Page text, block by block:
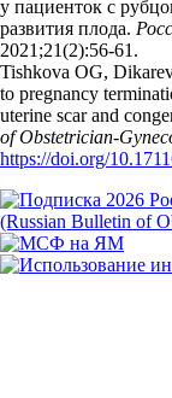
у пациенток с
развития плода.
2021;21(2):56‑61.
Tishkova OG,
to pregnancy
uterine scar and
of Obstetrician-
https://doi.org/